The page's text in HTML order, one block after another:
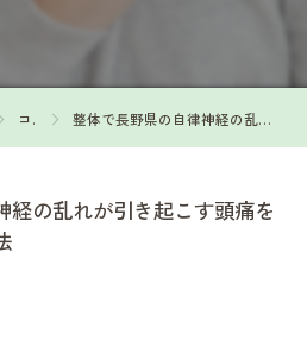
コラム 整体で長野県の自律神経の乱れが引き起こす頭痛を根本から軽減する方法
経の乱れが引き起こす頭痛を